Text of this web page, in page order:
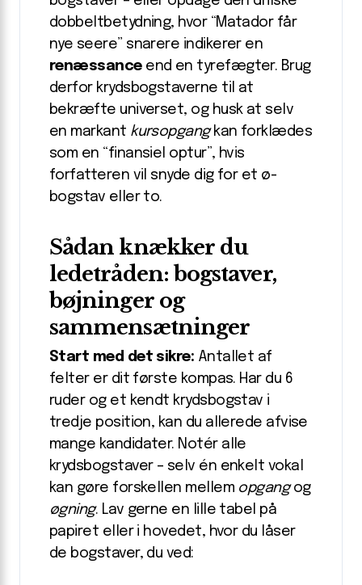
dobbeltbetydning, hvor “Matador får
nye seere” snarere indikerer en
renæssanceend en tyrefægter. Brug
derfor krydsbogstaverne til at
bekræfte universet, og husk at selv
en markant kursopgangkan forklædes
som en “finansiel optur”, hvis
forfatteren vil snyde dig for et ø-
bogstav eller to.
Sådan knækker du
ledetråden: bogstaver,
bøjninger og
sammensætninger
Start med det sikre: Antallet af
felter er dit første kompas. Har du 6
ruder og et kendt krydsbogstav i
tredje position, kan du allerede afvise
mange kandidater. Notér alle
krydsbogstaver – selv én enkelt vokal
kan gøre forskellen mellem opgangog
øgning. Lav gerne en lille tabel på
papiret eller i hovedet, hvor du låser
de bogstaver, du ved: